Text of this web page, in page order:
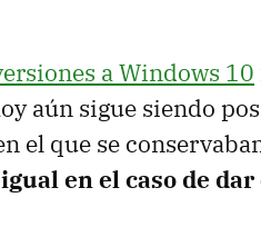
a Windows 10
aún sigue siendo
el que se
en el caso de